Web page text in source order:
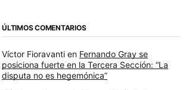
ÚLTIMOS COMENTARIOS
Víctor Fioravanti en Fernando Gray se
posiciona fuerte en la Tercera Sección: “La
disputa no es hegemónica”